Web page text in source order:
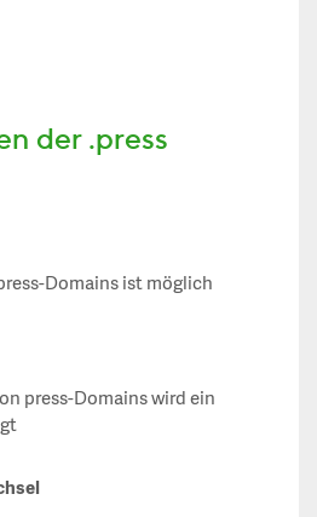
der .press
Domains ist möglich
press-Domains wird ein